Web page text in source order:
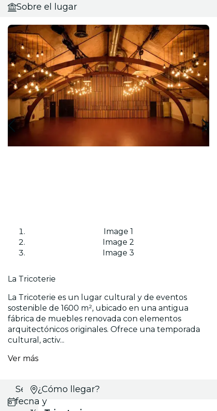
Sobre el lugar
Image 1
Image 2
Image 3
La Tricoterie
La Tricoterie es un lugar cultural y de eventos
sostenible de 1600 m², ubicado en una antigua
fábrica de muebles renovada con elementos
arquitectónicos originales. Ofrece una temporada
cultural, activ...
Ver más
Selecciona
fecha y
¿Cómo llegar?